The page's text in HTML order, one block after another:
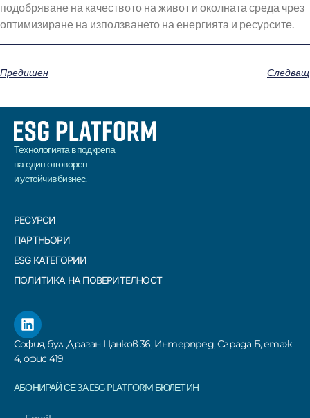
подобряване на качеството на живот и околната среда чрез
оптимизиране на използването на енергията и ресурсите.
Предишен Следващ
Технологията в подкрепа
на един отговорен
и устойчив бизнес.
РЕСУРСИ
ПАРТНЬОРИ
ESG КАТЕГОРИИ
ПОЛИТИКА НА ПОВЕРИТЕЛНОСТ
София, бул. Драган Цанков 36, Интерпред, Сграда Б, етаж
4, офис 419
АБОНИРАЙ СЕ ЗА ESG PLATFORM БЮЛЕТИН